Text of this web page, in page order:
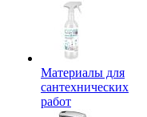
Материалы для
сантехнических
работ